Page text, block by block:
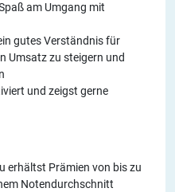
am Umgang mit
gutes Verständnis für
Umsatz zu steigern und
und zeigst gerne
erhältst Prämien von bis zu
Notendurchschnitt